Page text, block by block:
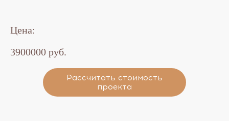
Цена:
3900000 руб.
Рассчитать стоимость
проекта